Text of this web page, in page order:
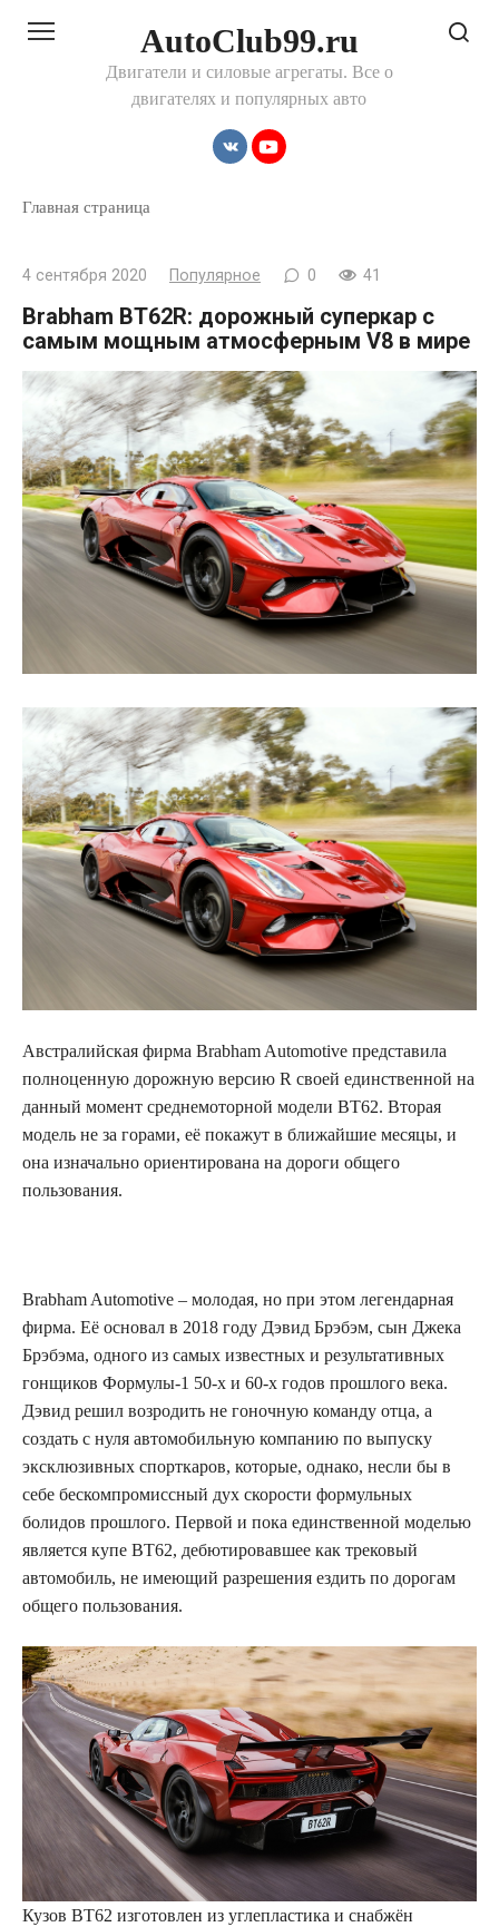
AutoClub99.ru
Двигатели и силовые агрегаты. Все о
двигателях и популярных авто
Главная страница
4 сентября 2020 Популярное 0 41
Brabham BT62R: дорожный суперкар с
самым мощным атмосферным V8 в мире
Австралийская фирма Brabham Automotive представила
полноценную дорожную версию R своей единственной на
данный момент среднемоторной модели BT62. Вторая
модель не за горами, её покажут в ближайшие месяцы, и
она изначально ориентирована на дороги общего
пользования.
Brabham Automotive – молодая, но при этом легендарная
фирма. Её основал в 2018 году Дэвид Брэбэм, сын Джека
Брэбэма, одного из самых известных и результативных
гонщиков Формулы-1 50-х и 60-х годов прошлого века.
Дэвид решил возродить не гоночную команду отца, а
создать с нуля автомобильную компанию по выпуску
эксклюзивных спорткаров, которые, однако, несли бы в
себе бескомпромиссный дух скорости формульных
болидов прошлого. Первой и пока единственной моделью
является купе BT62, дебютировавшее как трековый
автомобиль, не имеющий разрешения ездить по дорогам
общего пользования.
Кузов BT62 изготовлен из углепластика и снабжён